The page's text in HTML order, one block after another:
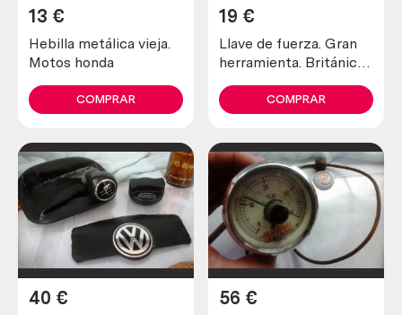
Hebilla metálica vieja.
Motos honda
13 €
COMPRAR
Llave de fuerza. Gran
herramienta. Británica.
19 €
COMPRAR
40 € 56 €